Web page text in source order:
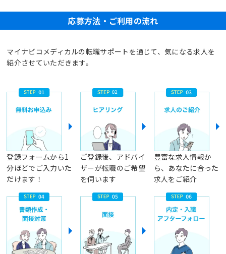
応募方法・ご利用の流れ
マイナビコメディカルの転職サポートを通じて、気になる求人を
紹介させていただきます。
登録フォームから1
分ほどでご入力いた
だけます！
ご登録後、アドバイ
ザーが転職のご希望
を伺います
豊富な求人情報か
ら、あなたに合った
求人をご紹介